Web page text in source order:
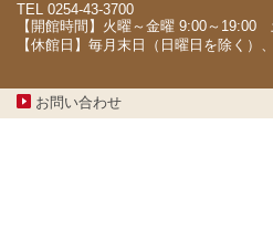
TEL 0254-43-3700
【開館時間】火曜～金曜 9:00～19:00
【休館日】毎月末日（日曜日を除く）
お問い合わせ